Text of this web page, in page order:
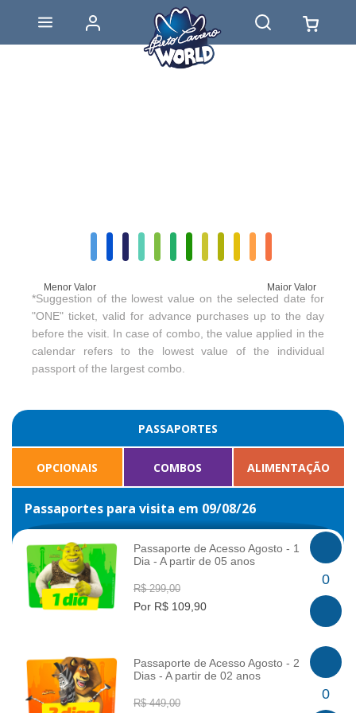
Menor Valor Maior Valor
*Suggestion of the lowest value on the selected date for
"ONE" ticket, valid for advance purchases up to the day
before the visit. In case of combo, the value applied in the
calendar refers to the lowest value of the individual
passport of the largest combo.
PASSAPORTES
OPCIONAIS COMBOS ALIMENTAÇÃO
Passaportes para visita em 09/08/26
INFO
Passaporte de Acesso Agosto - 1
Dia - A partir de 05 anos
R$ 299,00
Por R$ 109,90
0
INFO
Passaporte de Acesso Agosto - 2
Dias - A partir de 02 anos
R$ 449,00
0